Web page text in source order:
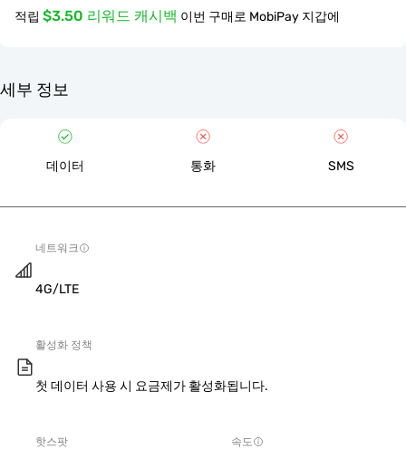
적립 $3.50 리워드 캐시백 이번 구매로 MobiPay 지갑에
세부 정보
데이터 통화 SMS
네트워크
4G/LTE
활성화 정책
첫 데이터 사용 시 요금제가 활성화됩니다.
핫스팟 속도